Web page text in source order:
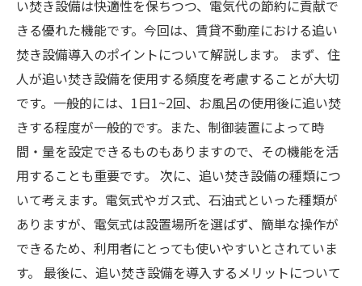
い焚き設備は快適性を保ちつつ、電気代の節約に貢献で
きる優れた機能です。今回は、賃貸不動産における追い
焚き設備導入のポイントについて解説します。 まず、住
人が追い焚き設備を使用する頻度を考慮することが大切
です。一般的には、1日1~2回、お風呂の使用後に追い焚
きする程度が一般的です。また、制御装置によって時
間・量を設定できるものもありますので、その機能を活
用することも重要です。 次に、追い焚き設備の種類につ
いて考えます。電気式やガス式、石油式といった種類が
ありますが、電気式は設置場所を選ばず、簡単な操作が
できるため、利用者にとっても使いやすいとされていま
す。 最後に、追い焚き設備を導入するメリットについて